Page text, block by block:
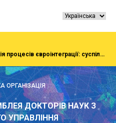
Конференція «Інституціоналізація процесів євроінтеграції: суспільство, економіка, адміністрування»
ОРГАНІЗАЦІЯ
ДОКТОРІВ НАУК З
УПРАВЛІННЯ